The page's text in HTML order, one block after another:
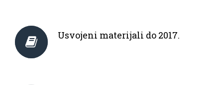
Usvojeni materijali do 2017.